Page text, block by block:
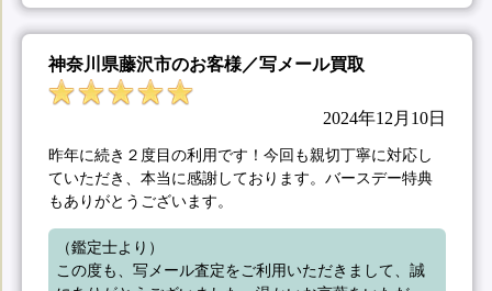
神奈川県藤沢市のお客様／写メール買取
2024年12月10日
昨年に続き２度目の利用です！今回も親切丁寧に対応し
ていただき、本当に感謝しております。バースデー特典
もありがとうございます。
（鑑定士より）
この度も、写メール査定をご利用いただきまして、誠